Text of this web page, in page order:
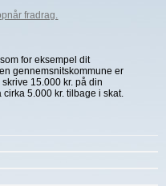
fradrag.
for eksempel dit
gennemsnitskommune er
15.000 kr. på din
5.000 kr. tilbage i skat.